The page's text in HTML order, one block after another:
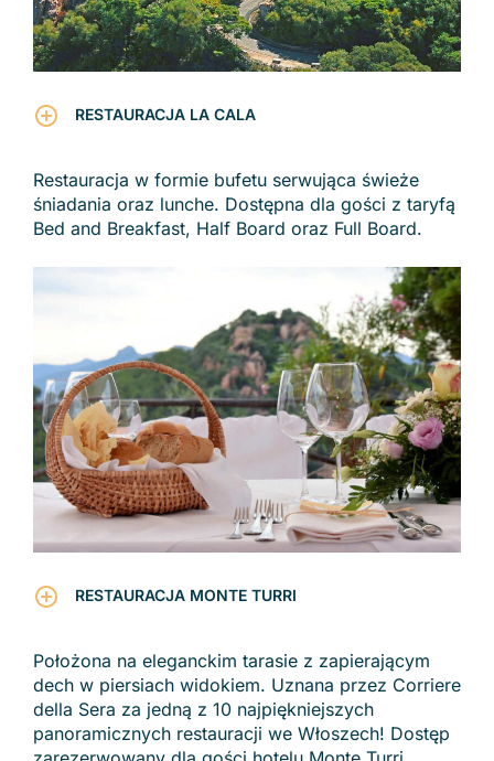
RESTAURACJA LA CALA
Restauracja w formie bufetu serwująca świeże
śniadania oraz lunche. Dostępna dla gości z taryfą
Bed and Breakfast, Half Board oraz Full Board.
RESTAURACJA MONTE TURRI
Położona na eleganckim tarasie z zapierającym
dech w piersiach widokiem. Uznana przez Corriere
della Sera za jedną z 10 najpiękniejszych
panoramicznych restauracji we Włoszech! Dostęp